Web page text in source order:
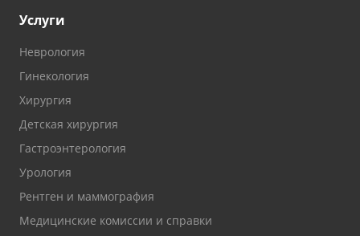
Услуги
Неврология
Гинекология
Хирургия
Детская хирургия
Гастроэнтерология
Урология
Рентген и маммография
Медицинские комиссии и справки